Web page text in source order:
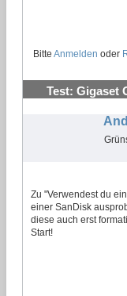
Bitte Anmelden oder
Test: Gigaset
Zu "Verwendest du
einer SanDisk
diese auch erst
Start!